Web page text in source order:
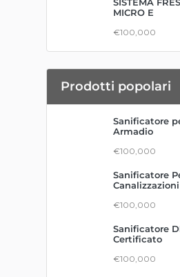
SISTEMA
MICRO E
€100,000
Prodotti popolari
Sanificatore
Armadio
€100,000
Sanificatore
€100,000
Sanificatore
Certificato
€100,000